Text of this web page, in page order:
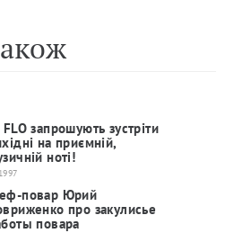
запрошують зустріти
на приємній,
нотi!
1997
повар Юрий
про закулисье
повара